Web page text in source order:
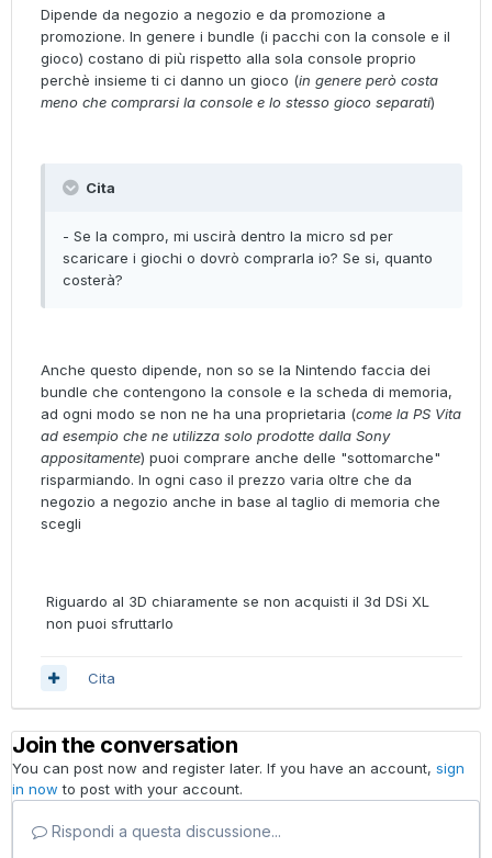
Dipende da negozio a negozio e da promozione a
promozione. In genere i bundle (i pacchi con la console e il
gioco) costano di più rispetto alla sola console proprio
perchè insieme ti ci danno un gioco (in genere però costa
meno che comprarsi la console e lo stesso gioco separati)
Cita
- Se la compro, mi uscirà dentro la micro sd per
scaricare i giochi o dovrò comprarla io? Se si, quanto
costerà?
Anche questo dipende, non so se la Nintendo faccia dei
bundle che contengono la console e la scheda di memoria,
ad ogni modo se non ne ha una proprietaria (come la PS Vita
ad esempio che ne utilizza solo prodotte dalla Sony
appositamente) puoi comprare anche delle "sottomarche"
risparmiando. In ogni caso il prezzo varia oltre che da
negozio a negozio anche in base al taglio di memoria che
scegli
Riguardo al 3D chiaramente se non acquisti il 3d DSi XL
non puoi sfruttarlo
Cita
Join the conversation
You can post now and register later. If you have an account, sign
in now to post with your account.
Rispondi a questa discussione...